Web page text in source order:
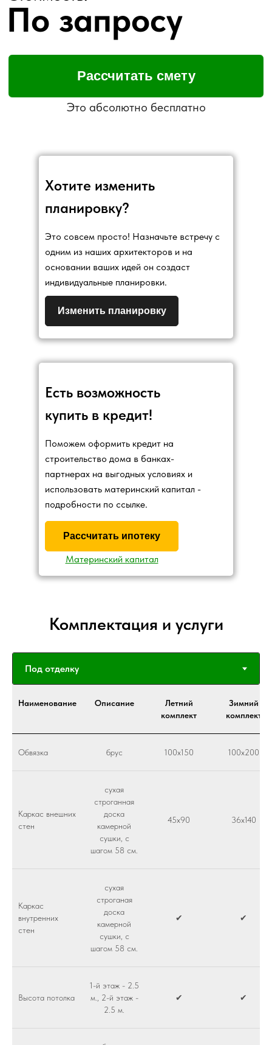
Под ключ
4420000руб.
Рассчитать ипотеку
Изменить планировку
Материнский капитал
Хотите изменить
планировку?
Это совсем просто! Назначьте встречу с
одним из наших архитекторов и на
основании ваших идей он создаст
индивидуальные планировки.
Есть возможность
купить в кредит!
Поможем оформить кредит на
строительство дома в банках-
партнерах на выгодных условиях и
использовать материнский капитал -
подробности по ссылке.
Комплектация и услуги
Наименование Описание
Летний
комплект
Зимний
комплект
Обвязка брус 100х150 100х200
Каркас внешних
стен
сухая
строганная
доска
камерной
сушки, с
шагом 58 см.
45х90 36х140
Каркас
внутренних
стен
сухая
строганая
доска
камерной
сушки, с
шагом 58 см.
✔ ✔
Высота потолка
1-й этаж - 2.5
м., 2-й этаж -
2.5 м.
✔ ✔